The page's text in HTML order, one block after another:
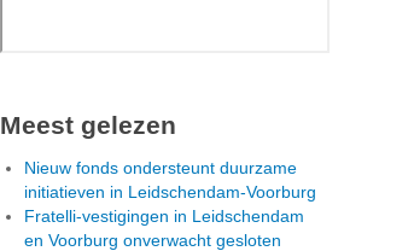
Meest gelezen
Nieuw fonds ondersteunt duurzame
initiatieven in Leidschendam-Voorburg
Fratelli-vestigingen in Leidschendam
en Voorburg onverwacht gesloten